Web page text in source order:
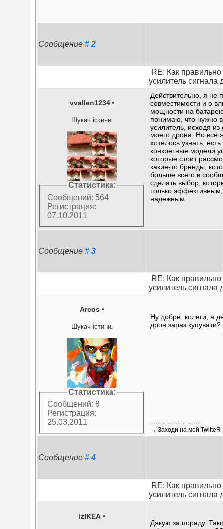
Сообщение#2
RE: Как
усилитель сигнала
vvallen1234 •
Шукач істини.
Статистика:
Сообщений: 564
Регистрация:
07.10.2011
Действительно, я не
совместимости и о
мощности на
понимаю, что нужно
усилитель, исходя
моего дрона. Но всё
хотелось узнать,
конкретные модели
которые стоит
какие-то бренды,
больше всего в
сделать выбор,
только
надежным.
Сообщение#3
RE: Как
усилитель сигнала
Arcos •
Шукач істини.
Статистика:
Сообщений: 8
Регистрация:
25.03.2011
Ну добре, колеги, а
дрон зараз купувати?
--------------------
→ Захoди на мой TwitteR
Сообщение#4
RE: Как
усилитель сигнала
izIKEA •
Дякую за пораду.